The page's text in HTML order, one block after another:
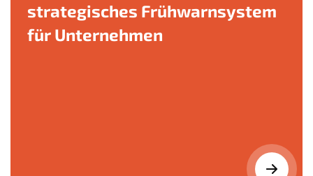
strategisches Frühwarnsystem
für Unternehmen